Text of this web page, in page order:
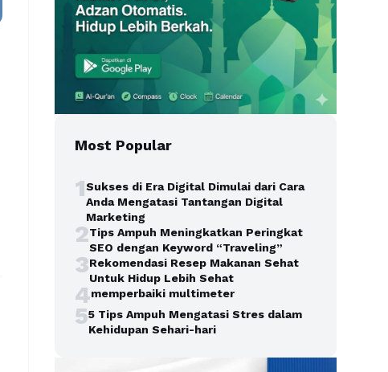
Most Popular
1Sukses di Era Digital Dimulai dari Cara
Anda Mengatasi Tantangan Digital
Marketing
2Tips Ampuh Meningkatkan Peringkat
SEO dengan Keyword “Traveling”
3Rekomendasi Resep Makanan Sehat
Untuk Hidup Lebih Sehat
4memperbaiki multimeter
55 Tips Ampuh Mengatasi Stres dalam
Kehidupan Sehari-hari